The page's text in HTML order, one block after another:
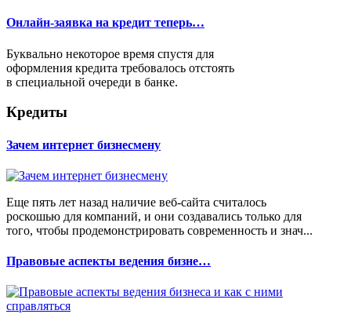
Онлайн-заявка на кредит теперь…
Буквально некоторое время спустя для
оформления кредита требовалось отстоять
в специальной очереди в банке.
Кредиты
Зачем интернет бизнесмену
Еще пять лет назад наличие веб-сайта считалось
роскошью для компаний, и они создавались только для
того, чтобы продемонстрировать современность и знач...
Правовые аспекты ведения бизне…